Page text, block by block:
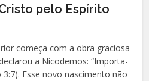
pelo Espírito
começa com a obra graciosa
a Nicodemos: “Importa-
3:7). Esse novo nascimento não